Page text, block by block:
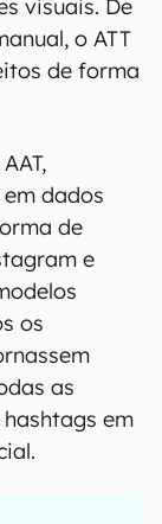
visuais. De
o ATT
de forma
dados
de
e
os
as
em